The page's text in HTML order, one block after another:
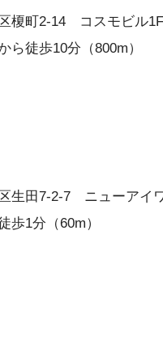
榎町2-14 コスモビル1F
ら徒歩10分（800m）
生田7-2-7 ニューアイ
歩1分（60m）